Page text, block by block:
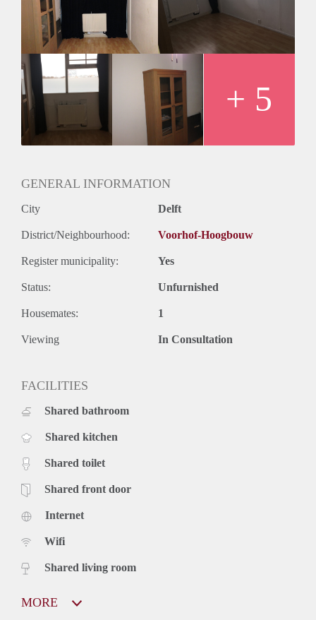
I rent a room for a student. This room is your living area. We
share the bathroom, toilet and kitchen. The rent is 375 and 75
for using gas, electric, water, internet and tv.
You will live 5/10 min biking from the TU. 3min from the
bus, tram, and stores. On the pic's the room looks small but it
isn't. So come and have a look!
+ 5
GENERAL INFORMATION
City Delft
District/Neighbourhood: Voorhof-Hoogbouw
Register municipality: Yes
Status: Unfurnished
Housemates: 1
Viewing In Consultation
FACILITIES
Shared bathroom
Shared kitchen
Shared toilet
Shared front door
Internet
Wifi
Shared living room
MORE